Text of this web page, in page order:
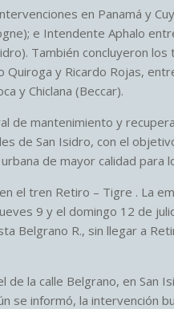
en Panamá y
e Intendente Aphalo
También concluyeron
y Ricardo Rojas,
y Chiclana (Beccar).
de mantenimiento y
de San Isidro, con el
de mayor calidad para
el tren Retiro – Tigre . La
9 y el domingo 12 de
Belgrano R., sin llegar a
de la calle Belgrano, en San
se informó, la intervención